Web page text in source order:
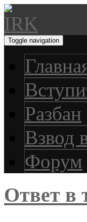
Toggle navigation
Разбан
Взвод
Форум
Ответ в